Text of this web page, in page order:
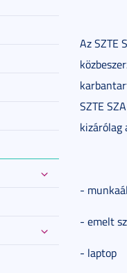
Az SZTE
SZTE
kizárólag
-
- emelt
- laptop